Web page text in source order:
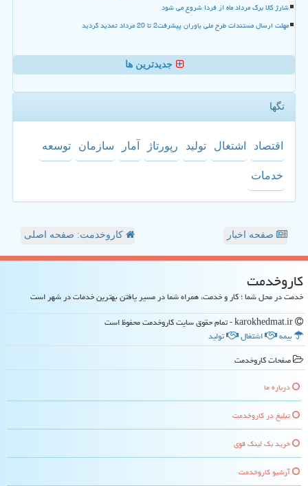
شارژ کالا برگ مرداد ماه از فردا شروع می شود
مهلت ارسال مستندات طرح ملی یاوران پیشرفت2 تا 20 مرداد تمدید گردید
جدیدترین ها
تگها
اقتصاد اشتغال تولید رپورتاژ آمار سازمان توسعه
خدمات
صفحه اخبار کاروخدمت: صفحه اصلی
كاروخدمت
خدمت در محل شما ؛ کار و خدمت، همراه شما در مسیر یافتن بهترین خدمات در شهر است
بیمه
اشتغال
تولید
صفحات كاروخدمت
درباره ما
تبلیغ در كاروخدمت
خرید بک لینک قوی
آرشیو كاروخدمت